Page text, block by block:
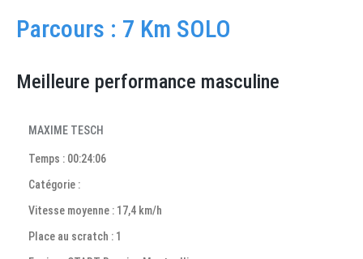
Parcours : 7 Km SOLO
Meilleure performance masculine
MAXIME TESCH
Temps : 00:24:06
Catégorie :
Vitesse moyenne : 17,4 km/h
Place au scratch : 1